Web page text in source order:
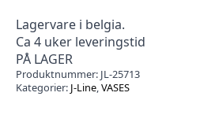
Lagervare i belgia.
Ca 4 uker leveringstid
PÅ LAGER
Produktnummer: JL-25713
Kategorier: J-Line,VASES